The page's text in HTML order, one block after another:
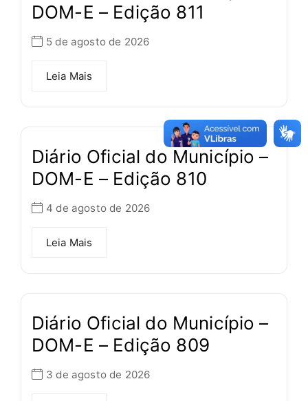
DOM-E – Edição 811
5 de agosto de 2026
Leia Mais
Diário Oficial do Município –
DOM-E – Edição 810
4 de agosto de 2026
Leia Mais
Diário Oficial do Município –
DOM-E – Edição 809
3 de agosto de 2026